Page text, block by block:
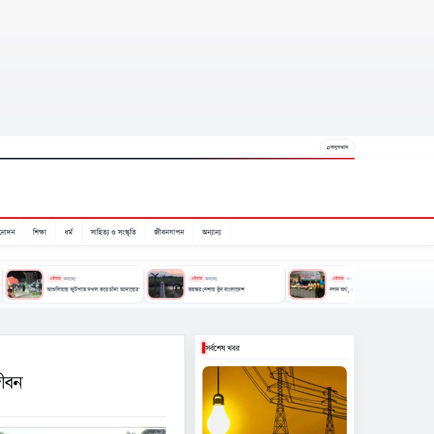
⌕অনুসন্ধান
শিক্ষা ধর্ম সাহিত্য ও সংস্কৃতি জীবনযাপন অন্যান্য
এইমাত্র অন্যান্য
আশুলিয়ায় ফুটপাত দখল করে চাঁদা আদায়ের অভিযোগ, দুর্ভোগে শ্রমিক-পথচারী
এইমাত্র অন্যান্য
ভয়ঙ্কর নেশায় বুঁদ বাংলাদেশ
এইমাত্র অন্যান্য
নগদ অর্থ, ক্রেষ্ট ও সার্টিফিকেট পুরস্কার পেল ৩৬ জুলাই চিত্রাঙ্কন
সর্বশেষ খবর